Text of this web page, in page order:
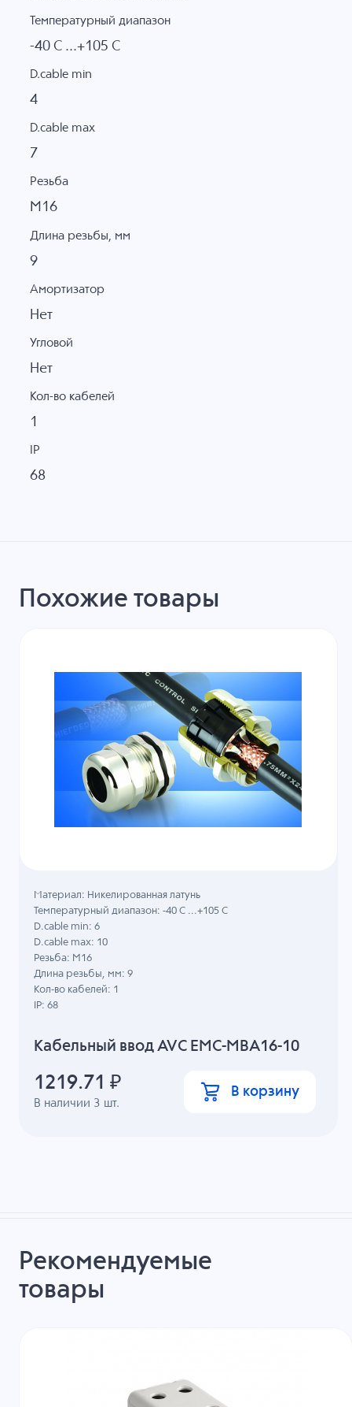
Температурный диапазон
-40 C ...+105 C
D.cable min
4
D.cable max
7
Резьба
M16
Длина резьбы, мм
9
Амортизатор
Нет
Угловой
Нет
Кол-во кабелей
1
IP
68
Похожие товары
Кабельный ввод AVC EMC-MBA16-10
В наличии 3 шт.
Материал: Никелированная латунь
Температурный диапазон: -40 C ...+105 C
D.cable min: 6
D.cable max: 10
Резьба: M16
Длина резьбы, мм: 9
Кол-во кабелей: 1
IP: 68
1219.71 ₽ В корзину
Рекомендуемые
товары